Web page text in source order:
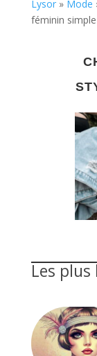
Lysor» Mode
féminin
Les